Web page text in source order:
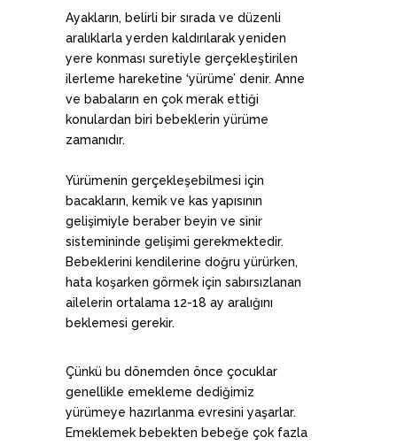
Ayakların, belirli bir sırada ve düzenli
aralıklarla yerden kaldırılarak yeniden
yere konması suretiyle gerçekleştirilen
ilerleme hareketine ‘yürüme’ denir. Anne
ve babaların en çok merak ettiği
konulardan biri bebeklerin yürüme
zamanıdır.
Yürümenin gerçekleşebilmesi için
bacakların, kemik ve kas yapısının
gelişimiyle beraber beyin ve sinir
sistemininde gelişimi gerekmektedir.
Bebeklerini kendilerine doğru yürürken,
hata koşarken görmek için sabırsızlanan
ailelerin ortalama 12-18 ay aralığını
beklemesi gerekir.
Çünkü bu dönemden önce çocuklar
genellikle emekleme dediğimiz
yürümeye hazırlanma evresini yaşarlar.
Emeklemek bebekten bebeğe çok fazla